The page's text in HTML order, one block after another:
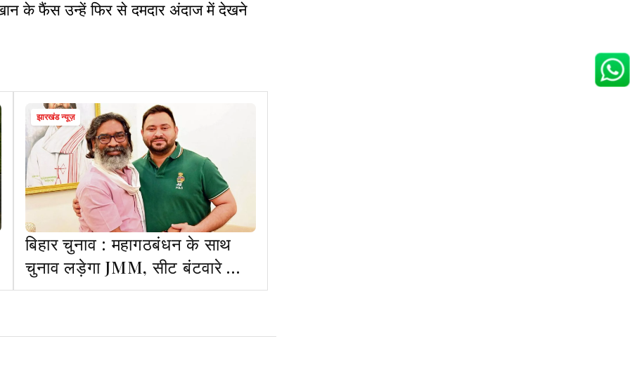
के फैंस उन्हें फिर से दमदार अंदाज में देखने
झारखंड न्यूज़
बिहार चुनाव : महागठबंधन के साथ
चुनाव लड़ेगा JMM, सीट बंटवारे की
घोषणा जल्द